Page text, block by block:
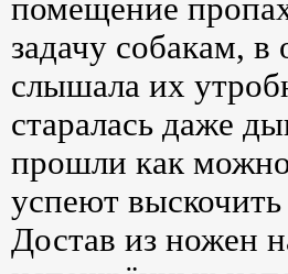
помещение
задачу собакам, в
слышала их
старалась даже
прошли как
успеют выскочить
Достав из ножен